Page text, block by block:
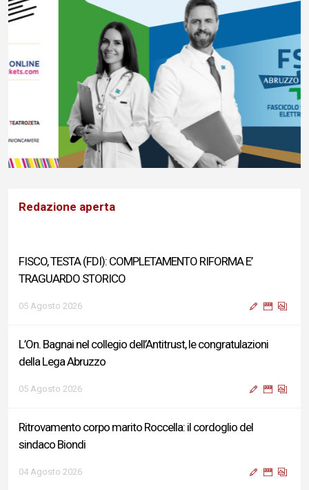
Redazione aperta
FISCO, TESTA (FDI): COMPLETAMENTO RIFORMA E’
TRAGUARDO STORICO
05 Agosto 2026
L’On. Bagnai nel collegio dell’Antitrust, le congratulazioni
della Lega Abruzzo
05 Agosto 2026
Ritrovamento corpo marito Roccella: il cordoglio del
sindaco Biondi
04 Agosto 2026